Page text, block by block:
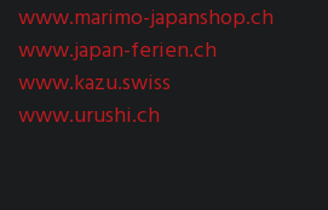
www.marimo-japanshop.ch
www.japan-ferien.ch
www.kazu.swiss
www.urushi.ch